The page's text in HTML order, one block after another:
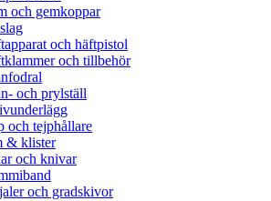
och gemkoppar
och häftpistol
och tillbehör
och prylställ
och tejphållare
& klister
och knivar
och gradskivor